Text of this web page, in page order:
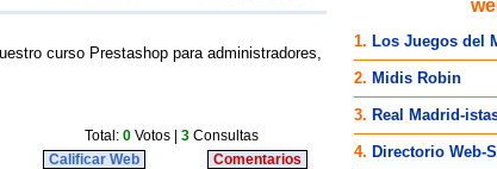
curso Prestashop para administradores,
Total: 0 Votos | 3 Consultas
Calificar Web Comentarios